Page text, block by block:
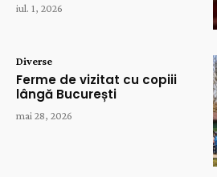
iul. 1, 2026
Diverse
Ferme de vizitat cu copiii
lângă București
mai 28, 2026